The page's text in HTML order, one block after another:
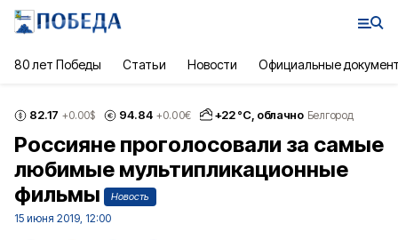
80 лет Победы Статьи Новости Официальные
82.17 +0.00$ 94.84 +0.00€ +22°С, облачно Белгород
Россияне проголосовали за самые
любимые мультипликационные
фильмы
Новость
15 июня 2019, 12:00